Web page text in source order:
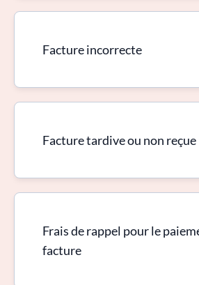
Facture incorrecte
Facture tardive ou non reçue
Frais de rappel pour le
facture